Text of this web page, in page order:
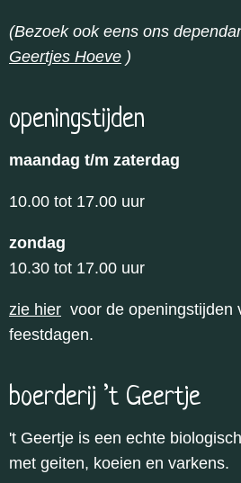
(Bezoek ook eens ons
Geertjes Hoeve )
openingstijden
maandag t/m zaterdag
10.00 tot 17.00 uur
zondag
10.30 tot 17.00 uur
zie hier voor de openingstijden
feestdagen.
boerderij ’t Geertje
't Geertje is een echte
met geiten, koeien en varkens.